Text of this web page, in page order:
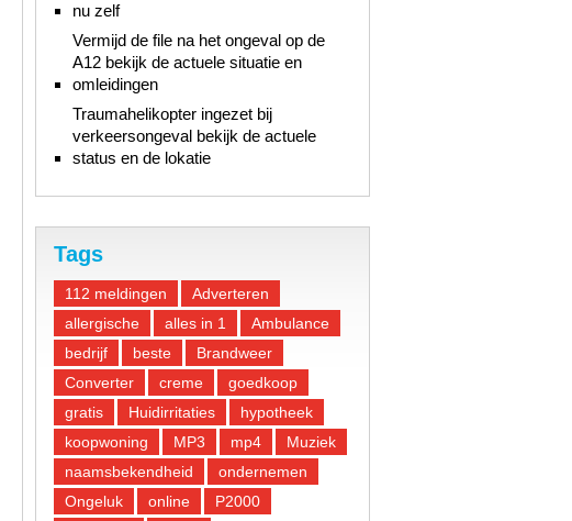
nu zelf
Vermijd de file na het ongeval op de
A12 bekijk de actuele situatie en
omleidingen
Traumahelikopter ingezet bij
verkeersongeval bekijk de actuele
status en de lokatie
Tags
112 meldingen
Adverteren
allergische
alles in 1
Ambulance
bedrijf
beste
Brandweer
Converter
creme
goedkoop
gratis
Huidirritaties
hypotheek
koopwoning
MP3 mp4
Muziek
naamsbekendheid
ondernemen
Ongeluk
online
P2000